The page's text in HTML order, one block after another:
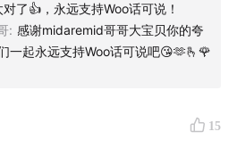
新习惯
了👍，永远支持Woo话可说！
: 感谢midaremid哥哥大宝贝你的夸
一起永远支持Woo话可说吧😘🫶🫰🌹
15